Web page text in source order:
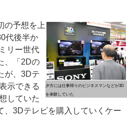
夕方には仕事帰りのビジネスマンなどが3D
を体験していた
の予想を上
代後半か
リー世代
、「2Dの
が、3Dテ
示できる
していた
、3Dテレビを購入していくケー